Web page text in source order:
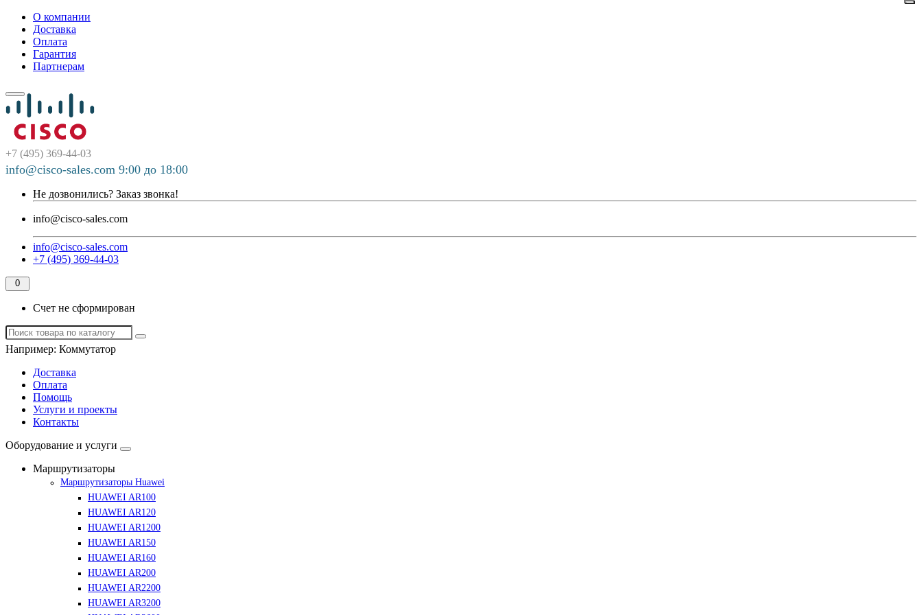
О компании
Доставка
Оплата
Гарантия
Партнерам
+7 (495) 369-44-03
info@cisco-sales.com 9:00 до 18:00
Не дозвонились? Заказ звонка!
info@cisco-sales.com
info@cisco-sales.com
+7 (495) 369-44-03
0
Счет не сформирован
Например: Коммутатор
Доставка
Оплата
Помощь
Услуги и проекты
Контакты
Оборудование и услуги
Маршрутизаторы
Маршрутизаторы Huawei
HUAWEI AR100
HUAWEI AR120
HUAWEI AR1200
HUAWEI AR150
HUAWEI AR160
HUAWEI AR200
HUAWEI AR2200
HUAWEI AR3200